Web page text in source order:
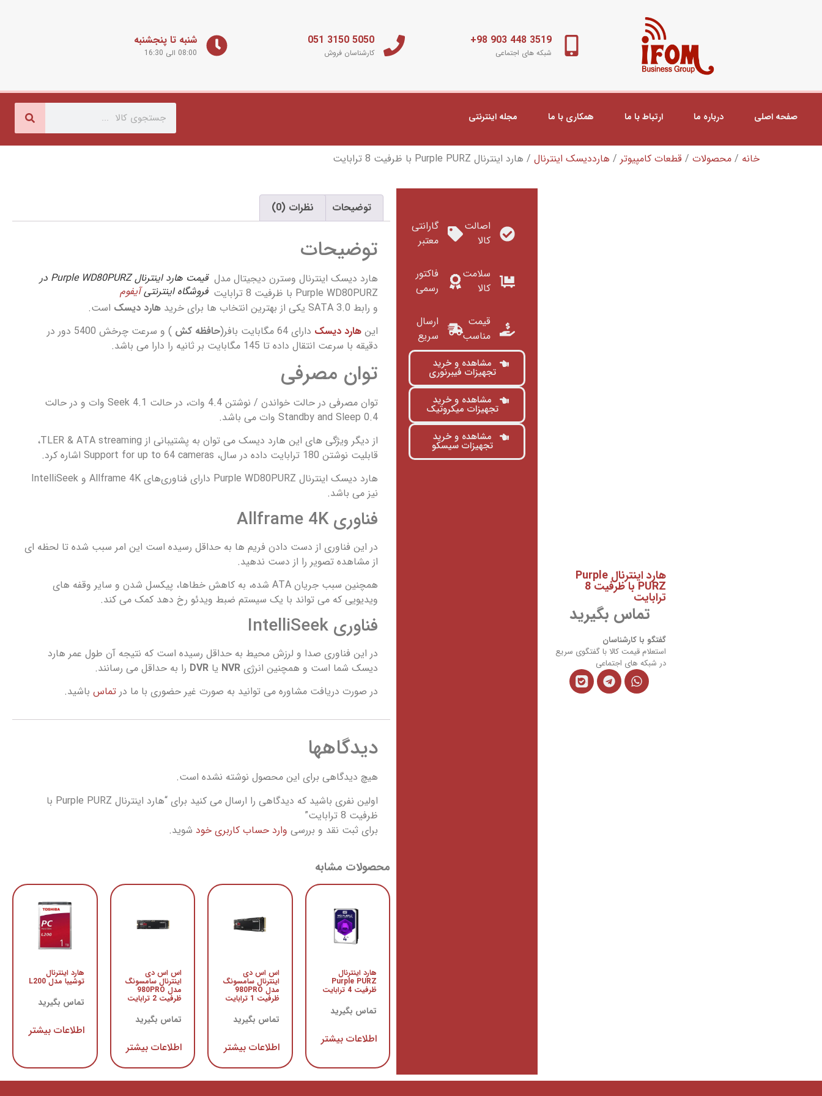
3519 448 903 98+
شبکه های اجتماعی
5050 3150 051
کارشناسان فروش
شنبه تا پنجشنبه
08:00 الی 16:30
صفحه اصلی درباره ما ارتباط با ما همکاری با ما مجله اینترنتی
خانه / محصولات / قطعات کامپیوتر / هارددیسک اینترنال / هارد اینترنال Purple PURZ با ظرفیت 8 ترابایت
هارد اینترنال Purple
PURZ با ظرفیت 8
ترابایت
تماس بگیرید
گفتگو با کارشناسان
استعلام قیمت کالا با گفتگوی سریع
در شبکه های اجتماعی
اصالت
کالا
سلامت
کالا
قیمت
مناسب
گارانتی
معتبر
فاکتور
رسمی
ارسال
سریع
مشاهده و خرید
تجهیزات فیبرنوری
مشاهده و خرید
تجهیزات میکروتیک
مشاهده و خرید
تجهیزات سیسکو
توضیحات نظرات (0)
توضیحات
قیمت هارد اینترنال Purple WD80PURZ در
فروشگاه اینترنتیآیفوم
هارد دیسک اینترنال وسترن دیجیتال مدل
Purple WD80PURZ با ظرفیت 8 ترابایت
و رابط SATA 3.0 یکی از بهترین انتخاب ها برای خرید
هارد دیسک است.
این هارد دیسک دارای 64 مگابایت بافر( حافظه کش
) و سرعت چرخش 5400 دور در
دقیقه با سرعت انتقال داده تا 145 مگابایت بر ثانیه را دارا می باشد.
توان مصرفی
توان مصرفی در حالت خواندن / نوشتن 4.4 وات، در حالت Seek 4.1 وات و در حالت
Standby and Sleep 0.4 وات می باشد.
از دیگر ویژگی های این هارد دیسک می توان به پشتیبانی از TLER & ATA streaming،
قابلیت نوشتن 180 ترابایت داده در سال، Support for up to 64 cameras اشاره کرد.
هارد دیسک اینترنال Purple WD80PURZ دارای فناوری‌های Allframe 4K و IntelliSeek
نیز می باشد.
فناوری‌ Allframe 4K
در این فناوری از دست دادن فریم ها به حداقل رسیده است این امر سبب شده تا لحظه ای
از مشاهده تصویر را از دست ندهید.
همچنین سبب جریان ATA شده، به کاهش خطاها، پیکسل شدن و سایر وقفه های
ویدیویی که می تواند با یک سیستم ضبط ویدئو رخ دهد کمک می کند.
فناوری‌ IntelliSeek
در این فناوری صدا و لرزش محیط به حداقل رسیده است که نتیجه آن طول عمر هارد
دیسک شما است و همچنین انرژی NVR یا DVR را به حداقل می رسانند.
در صورت دریافت مشاوره می توانید به صورت غیر حضوری با ما در تماسباشید.
دیدگاهها
هیچ دیدگاهی برای این محصول نوشته نشده است.
اولین نفری باشید که دیدگاهی را ارسال می کنید برای “هارد اینترنال Purple PURZ با
ظرفیت 8 ترابایت”
برای ثبت نقد و بررسی وارد حساب کاربری خودشوید.
محصولات مشابه
هارد اینترنال
Purple PURZ
ظرفیت 4 ترابایت
تماس بگیرید
اطلاعات بیشتر
اس اس دی
اینترنال سامسونگ
مدل 980PRO
ظرفیت 1 ترابایت
تماس بگیرید
اطلاعات بیشتر
اس اس دی
اینترنال سامسونگ
مدل 980PRO
ظرفیت 2 ترابایت
تماس بگیرید
اطلاعات بیشتر
هارد اینترنال
توشیبا مدل L200
تماس بگیرید
اطلاعات بیشتر